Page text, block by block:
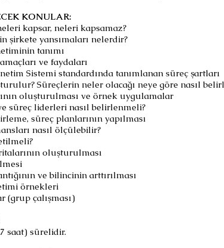
KONULAR:
kapsar, neleri kapsamaz?
şirkete yansımaları nelerdir?
tanımı
ve faydaları
Sistemi standardında tanımlanan süreç şartları
Süreçlerin neler olacağı neye göre nasıl
oluşturulması ve örnek uygulamalar
süreç liderleri nasıl belirlenmeli?
süreç planlarının yapılması
nasıl ölçülebilir?
oluşturulması
ve bilincinin arttırılması
örnekleri
çalışması)
saat) sürelidir.